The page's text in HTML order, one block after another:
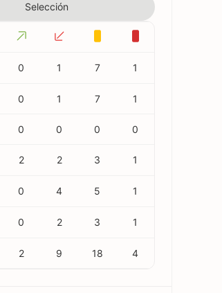
Selección
0 1 7 1
0 1 7 1
0 0 0 0
2 2 3 1
0 4 5 1
0 2 3 1
2 9 18 4